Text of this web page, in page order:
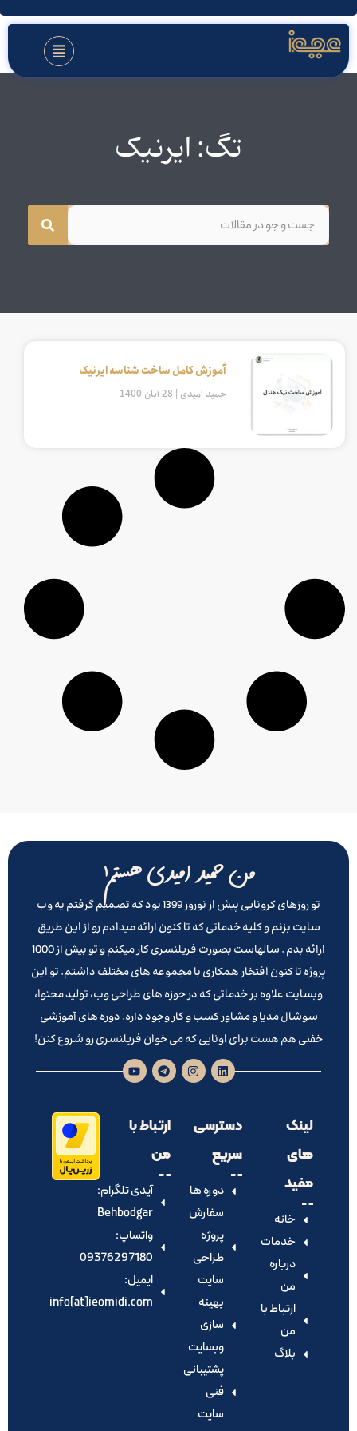
تگ: ایرنیک
آموزش کامل ساخت شناسه ایرنیک
حمید امیدی
من حمید امیدی هستم!
تو روزهای کرونایی پیش از نوروز 1399 بود که تصمیم گرفتم یه وب
سایت بزنم و کلیه خدماتی که تا کنون ارائه میدادم رو از این طریق
ارائه بدم . سالهاست بصورت فریلنسری کار میکنم و تو بیش از 1000
پروژه تا کنون افتخار همکاری با مجموعه های مختلف داشتم. تو این
وبسایت علاوه بر خدماتی که در حوزه های طراحی وب، تولید محتوا،
سوشال مدیا و مشاور کسب و کار وجود داره. دوره های آموزشی
خفنی هم هست برای اونایی که می خوان فریلنسری رو شروع کنن!
لینک
های
مفید
خانه
خدمات
درباره
من
ارتباط با
من
بلاگ
دسترسی
سریع
دوره ها
سفارش
پروژه
طراحی
سایت
بهینه
سازی
وبسایت
پشتیبانی
فنی
سایت
ارتباط با
من
آیدی تلگرام:‌
Behbodgar
واتساپ:
09376297180
ایمیل:
info[at]ieomidi.com